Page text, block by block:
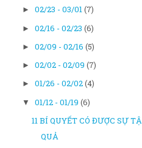
► 02/23 - 03/01(7)
► 02/16 - 02/23 (6)
► 02/09 - 02/16 (5)
► 02/02 - 02/09 (7)
► 01/26 - 02/02(4)
▼ 01/12 - 01/19 (6)
11 BÍ QUYẾT CÓ ĐƯỢC SỰ
QUẢ